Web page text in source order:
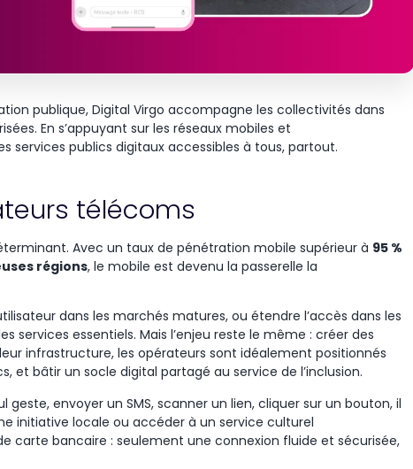
publique, Digital Virgo accompagne les collectivités dans
. En s’appuyant sur les réseaux mobiles et
services publics digitaux accessibles à tous, partout.
télécoms
. Avec un taux de pénétration mobile supérieur à 95 %
régions, le mobile est devenu la passerelle la
dans les marchés matures, ou étendre l’accès dans les
services essentiels. Mais l’enjeu reste le même : créer des
infrastructure, les opérateurs sont idéalement positionnés
et bâtir un socle digital partagé au service de l’inclusion.
envoyer un SMS, scanner un lien, cliquer sur un bouton, il
initiative locale ou accéder à un service culturel
carte bancaire : seulement une connexion fluide et sécurisée,